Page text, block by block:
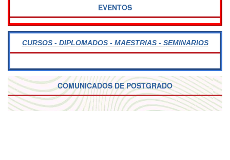
EVENTOS
CURSOS - DIPLOMADOS - MAESTRIAS - SEMINARIOS
COMUNICADOS DE POSTGRADO